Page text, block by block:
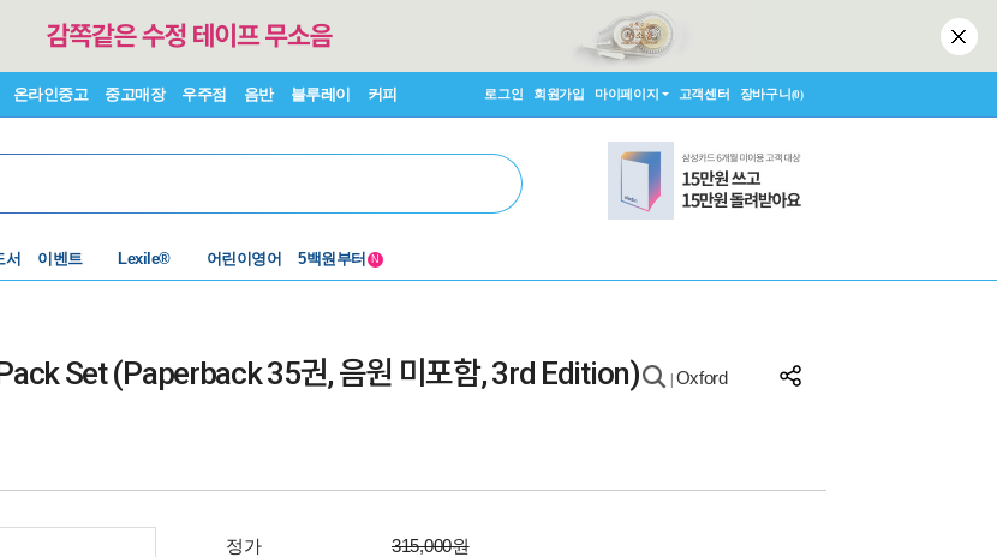
온라인중고 중고매장 우주점 음반 블루레이 커피 로그인 회원가입 마이페이지 고객센터 장바구니(0)
서 이벤트
Lexile®
어린이영어
5백원부터
N
Set (Paperback 35권, 음원 미포함, 3rd Edition)
Oxford
정가
315,000원